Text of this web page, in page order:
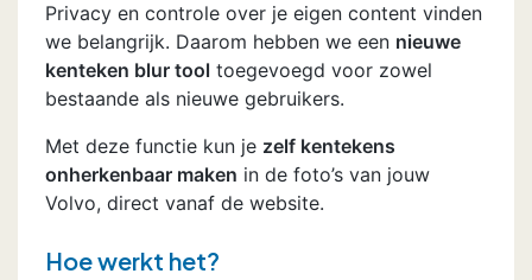
Privacy en controle over je eigen content vinden
we belangrijk. Daarom hebben we een nieuwe
kenteken blur tooltoegevoegd voor zowel
bestaande als nieuwe gebruikers.
Met deze functie kun je zelf kentekens
onherkenbaar maken in de foto’s van jouw
Volvo, direct vanaf de website.
Hoe werkt het?